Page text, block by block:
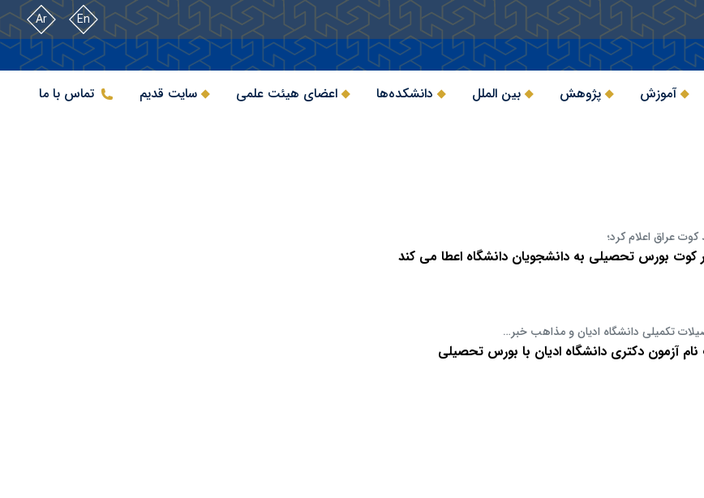
En
Ar
آموزش پژوهش بین الملل دانشکده‌ها اعضای هیئت علمی سایت قدیم تماس با ما
عراق اعلام کرد؛
کوت بورس تحصیلی به دانشجویان دانشگاه اعطا می کند
تکمیلی دانشگاه ادیان و مذاهب خبر…
آزمون دکتری دانشگاه ادیان با بورس تحصیلی